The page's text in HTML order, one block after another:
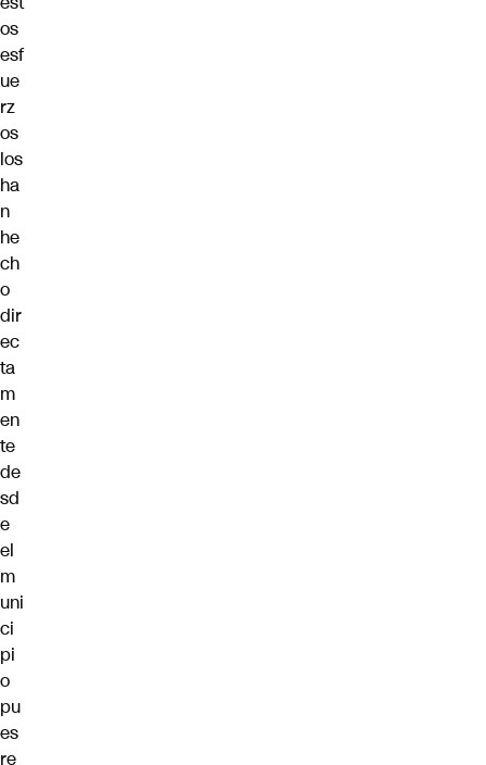
os
esf
ue
rz
os
los
ha
n
he
ch
o
dir
ec
ta
m
en
te
de
sd
e
el
m
uni
ci
pi
o
pu
es
re